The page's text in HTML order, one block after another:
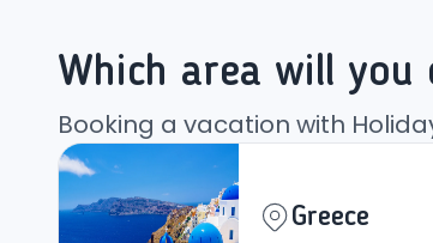
Which area will you
Booking a vacation with
Greece